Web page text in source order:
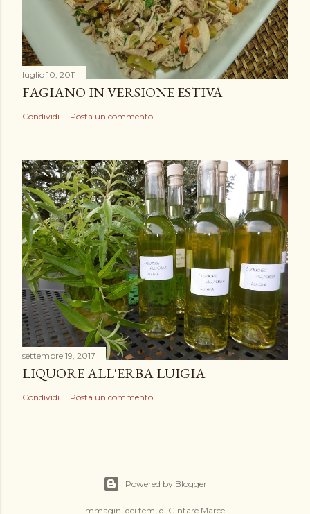
m
e
n
t
luglio 10, 2011
FAGIANO IN VERSIONE ESTIVA
Condividi Posta un commento
settembre 19, 2017
LIQUORE ALL'ERBA LUIGIA
Condividi Posta un commento
Powered by Blogger
Immagini dei temi di Gintare Marcel